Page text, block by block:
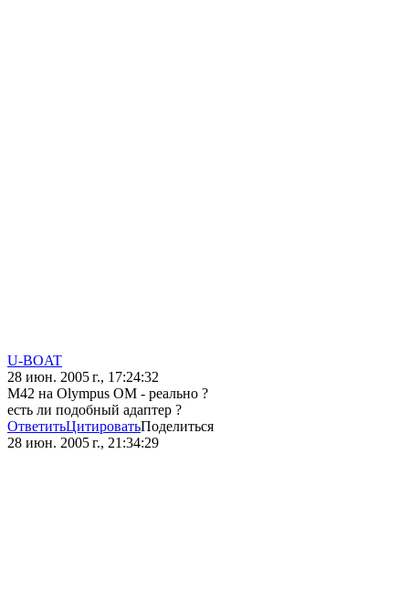
U-BOAT
28 июн. 2005 г., 17:24:32
M42 на Olympus OM - реально ?
есть ли подобный адаптер ?
ОтветитьЦитироватьПоделиться
28 июн. 2005 г., 21:34:29